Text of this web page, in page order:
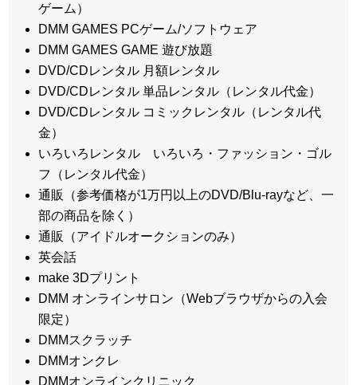
ゲーム）
DMM GAMES PCゲーム/ソフトウェア
DMM GAMES GAME 遊び放題
DVD/CDレンタル 月額レンタル
DVD/CDレンタル 単品レンタル（レンタル代金）
DVD/CDレンタル コミックレンタル（レンタル代
金）
いろいろレンタル いろいろ・ファッション・ゴル
フ（レンタル代金）
通販（参考価格が1万円以上のDVD/Blu-rayなど、一
部の商品を除く）
通販（アイドルオークションのみ）
英会話
make 3Dプリント
DMM オンラインサロン（Webブラウザからの入会
限定）
DMMスクラッチ
DMMオンクレ
DMMオンラインクリニック